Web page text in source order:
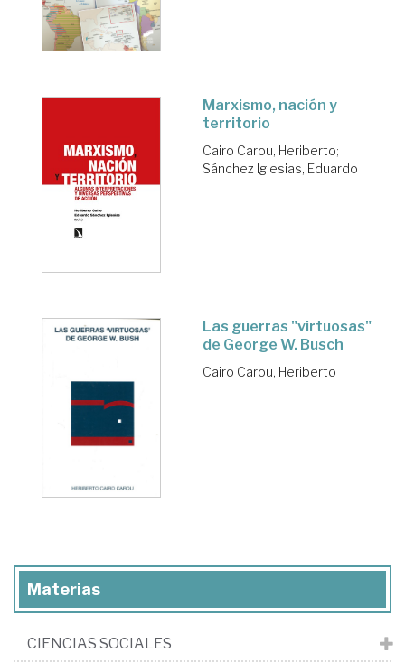
Marxismo, nación y
territorio
Cairo Carou, Heriberto;
Sánchez Iglesias, Eduardo
Las guerras "virtuosas"
de George W. Busch
Cairo Carou, Heriberto
Materias
CIENCIAS SOCIALES